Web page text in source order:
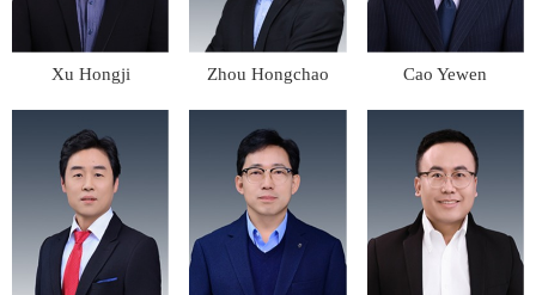
Xu Hongji Zhou Hongchao Cao Yewen